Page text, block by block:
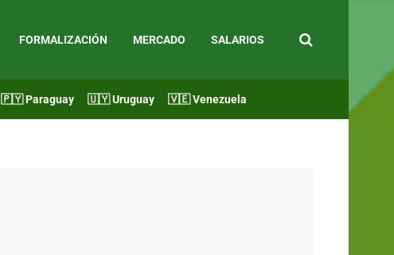
FORMALIZACIÓN MERCADO SALARIOS
🇵🇾 Paraguay 🇺🇾 Uruguay 🇻🇪 Venezuela